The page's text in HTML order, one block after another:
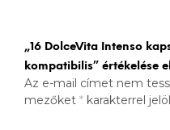
„16 DolceVita Intenso
kompatibilis” értékelése
Az e-mail címet nem
mezőket * karakterrel